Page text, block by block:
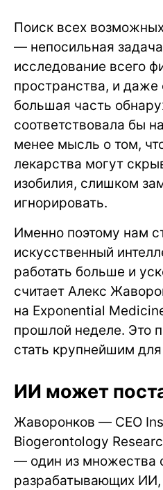
Поиск всех
— непосильная
исследование всего
пространства, и
большая часть
соответствовала бы
менее мысль о том,
лекарства могут
изобилия, слишком
игнорировать.
Именно поэтому нам
искусственный
работать больше и
считает Алекс
на Exponential
прошлой неделе. Это
стать крупнейшим
ИИ может
Жаворонков — CEO
Biogerontology
— один из множества
разрабатывающих ИИ,